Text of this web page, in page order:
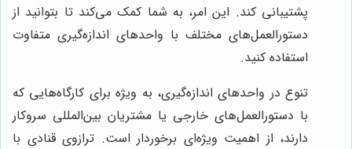
پشتیبانی کند. این امر، به شما کمک می‌کند تا بتوانید از
دستورالعمل‌های مختلف با واحدهای اندازه‌گیری متفاوت
استفاده کنید.
تنوع در واحدهای اندازه‌گیری، به ویژه برای کارگاه‌هایی که
با دستورالعمل‌های خارجی یا مشتریان بین‌المللی سروکار
دارند، از اهمیت ویژه‌ای برخوردار است. ترازوی قنادی با